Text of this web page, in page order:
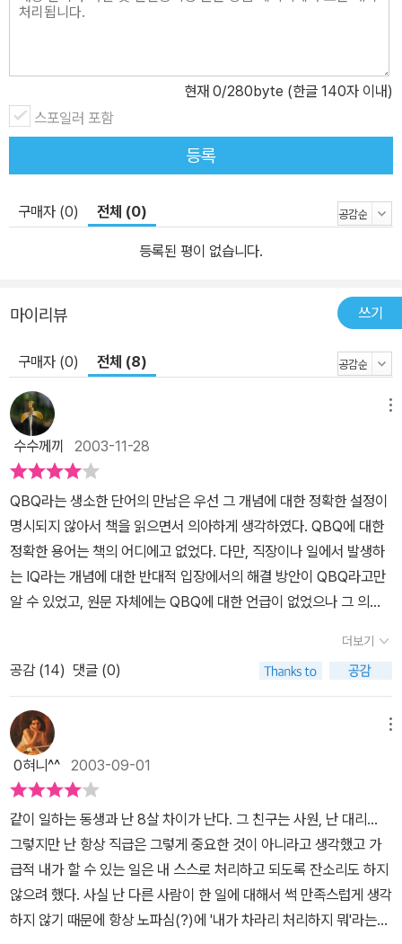
현재 0/280byte (한글 140자 이내)
스포일러 포함
등록
구매자 (0) 전체 (0)
등록된 평이 없습니다.
마이리뷰 쓰기
구매자 (0) 전체 (8)
수수께끼 2003-11-28
QBQ라는 생소한 단어의 만남은 우선 그 개념에 대한 정확한 설정이
명시되지 않아서 책을 읽으면서 의아하게 생각하였다. QBQ에 대한
정확한 용어는 책의 어디에고 없었다. 다만, 직장이나 일에서 발생하
는 IQ라는 개념에 대한 반대적 입장에서의 해결 방안이 QBQ라고만
알 수 있었고, 원문 자체에는 QBQ에 대한 언급이 없었으나 그 의미
명에서야 원어를 알 수 있었다. 'The Question Behind the Quest
ion' 원어가 무엇인지를 알고 나니까 책의 내용을 훨씬 이해하기 쉬웠
다. 그런데...왜? 본문에는 이 원어에 대한 이야기가 하나도 없었는지
지금도 이해하기 힘들다.하여간, 이 책의 내용은 어떤 조직에 있어서
의 구성원이 그 조직에서 발생되는 문제점에 대해 어떤 자세를 가지
고 대응하느냐에 따라 그 문제해결 방식이 달라지는것을 많은 예시를
들어 설명하고 있다. 잘못된 일의 원인을 조직이나 다른사람이 원인
이라는 생각 보다는 자신에게 문젯점이 있다는 가정에서 문제 해결의
실마리를 찾아나가며 그 문젯점을 해결한다는 이야기가 주류를 이루
고 있다. 사실...지나간 일들을 대충만 생각해도 어떤 일이 잘 안될 때
나 자신에게 보다는 다른 부분에 그 책임을 미룬적이 한 두번이 아니
었던것을 알 수 있었다. 이 책은 이러한 자세에서 어떠한 새로운 사고
더보기
공감 (14) 댓글 (0)
0혀니^^ 2003-09-01
같이 일하는 동생과 난 8살 차이가 난다. 그 친구는 사원, 난 대리...
그렇지만 난 항상 직급은 그렇게 중요한 것이 아니라고 생각했고 가
급적 내가 할 수 있는 일은 내 스스로 처리하고 되도록 잔소리도 하지
않으려 했다. 사실 난 다른 사람이 한 일에 대해서 썩 만족스럽게 생각
하지 않기 때문에 항상 노파심(?)에 '내가 차라리 처리하지 뭐'라는